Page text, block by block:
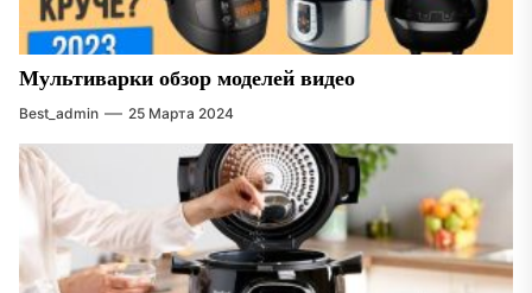
Мультиварки обзор моделей видео
Best_admin 25 Марта 2024